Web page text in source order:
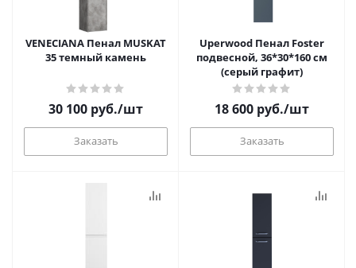
VENECIANA Пенал MUSKAT
35 темный камень
30 100 руб./шт
Заказать
Uperwood Пенал Foster
подвесной, 36*30*160 см
(серый графит)
18 600 руб./шт
Заказать